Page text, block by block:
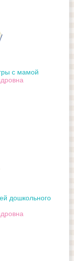
с мамой
дошкольного